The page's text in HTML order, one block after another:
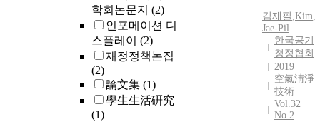
학회논문지 (2)
인포메이션 디
스플레이 (2)
재정정책논집
(2)
論文集 (1)
學生生活硏究
(1)
김재필 ,Kim,
Jae-Pil
한국공기
청정협회
2019
空氣淸淨
技術
Vol.32
No.2